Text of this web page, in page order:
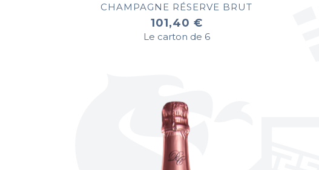
CHAMPAGNE RÉSERVE BRUT
101,40 €
Le carton de 6